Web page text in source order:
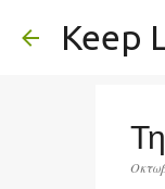
Keep